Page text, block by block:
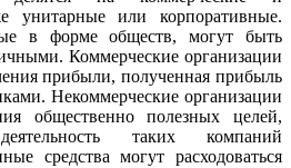
унитарные или корпоративные.
в форме обществ, могут быть
Коммерческие организации
прибыли, полученная прибыль
Некоммерческие организации
общественно полезных целей,
таких компаний
средства могут расходоваться